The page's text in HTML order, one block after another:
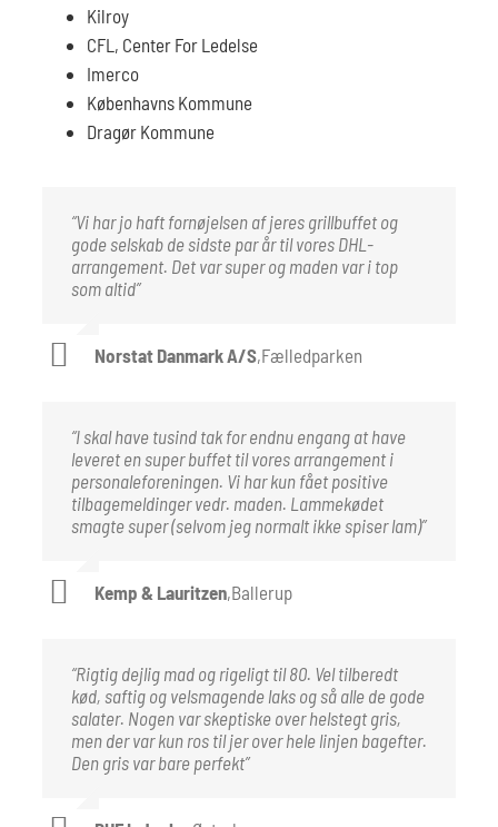
Kilroy
CFL, Center For Ledelse
Imerco
Københavns Kommune
Dragør Kommune
“Vi har jo haft fornøjelsen af jeres grillbuffet og
gode selskab de sidste par år til vores DHL-
arrangement. Det var super og maden var i top
som altid”
Norstat Danmark A/S,Fælledparken
“I skal have tusind tak for endnu engang at have
leveret en super buffet til vores arrangement i
personaleforeningen. Vi har kun fået positive
tilbagemeldinger vedr. maden. Lammekødet
smagte super (selvom jeg normalt ikke spiser lam)”
Kemp & Lauritzen,Ballerup
“Rigtig dejlig mad og rigeligt til 80. Vel tilberedt
kød, saftig og velsmagende laks og så alle de gode
salater. Nogen var skeptiske over helstegt gris,
men der var kun ros til jer over hele linjen bagefter.
Den gris var bare perfekt”